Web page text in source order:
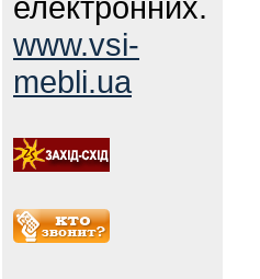
www.vsi-
mebli.ua